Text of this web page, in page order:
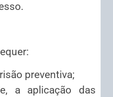
preventiva;
a aplicação das